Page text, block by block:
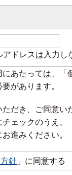
ドレスは入力し
あたっては、「
があります。
だき、ご同意い
ェックのうえ、
進みください。
針 」に同意する